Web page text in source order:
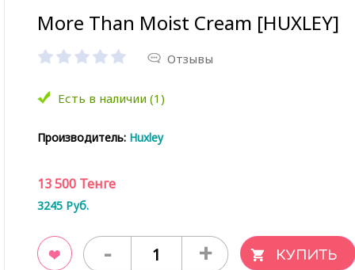
More Than Moist Cream [HUXLEY]
Отзывы
Есть в наличии (1)
Производитель: Huxley
13 500 Тенге
3245 Руб.
- +